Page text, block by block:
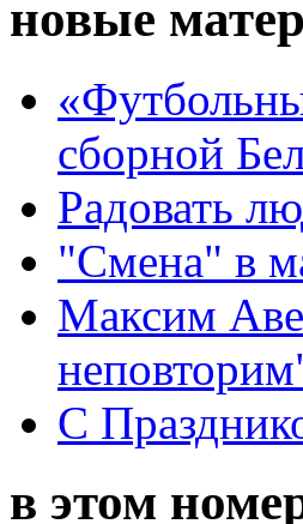
новые
сборной
Радовать
"Смена" в
Максим
С
в этом